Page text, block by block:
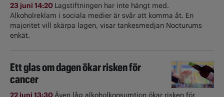
23 juni 14:20 Lagstiftningen har inte hängt med.
Alkoholreklam i sociala medier är svår att komma åt. En
majoritet vill skärpa lagen, visar tankesmedjan Nocturums
enkät.
Ett glas om dagen ökar risken för
cancer
22 juni 13:30 Även låg alkoholkonsumtion ökar risken för